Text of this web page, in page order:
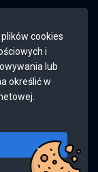
cookies
i
lub
określić w
Wszystkie prawa